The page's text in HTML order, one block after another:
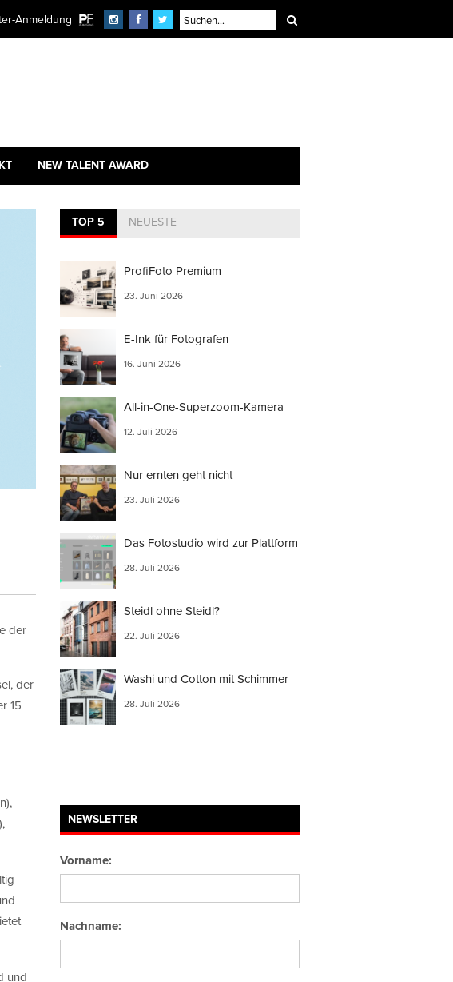
Anmeldung
NEW TALENT AWARD
der
der
15
und
TOP 5 NEUESTE
ProfiFoto Premium
23. Juni 2026
E-Ink für Fotografen
16. Juni 2026
All-in-One-Superzoom-Kamera
12. Juli 2026
Nur ernten geht nicht
23. Juli 2026
Das Fotostudio wird zur Plattform
28. Juli 2026
Steidl ohne Steidl?
22. Juli 2026
Washi und Cotton mit Schimmer
28. Juli 2026
NEWSLETTER
Vorname:
Nachname: